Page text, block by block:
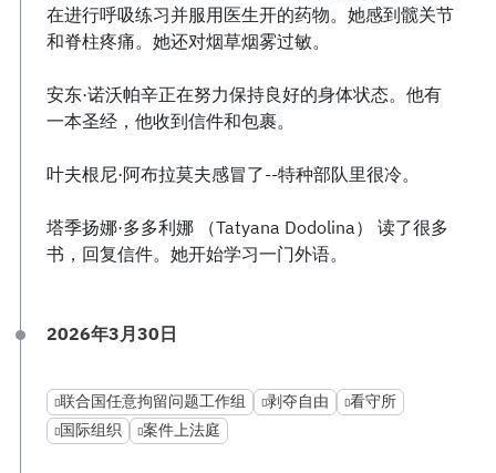
在进行呼吸练习并服用医生开的药物。她感到髋关节
和脊柱疼痛。她还对烟草烟雾过敏。
安东·诺沃帕辛正在努力保持良好的身体状态。他有
一本圣经，他收到信件和包裹。
叶夫根尼·阿布拉莫夫感冒了--特种部队里很冷。
塔季扬娜·多多利娜 （Tatyana Dodolina） 读了很多
书，回复信件。她开始学习一门外语。
2026年3月30日
联合国任意拘留问题工作组 剥夺自由
看守所
国际组织
案件上法庭